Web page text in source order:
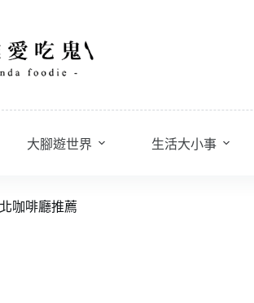
大腳遊世界 生活大小事
咖啡廳推薦